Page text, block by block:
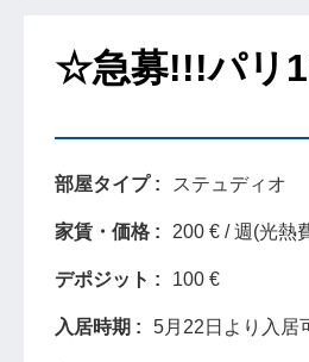
☆急募!!!パリ
部屋タイプ ステュディオ
家賃・価格 200 € / 週(光熱
デポジット 100 €
入居時期 5月22日より入居